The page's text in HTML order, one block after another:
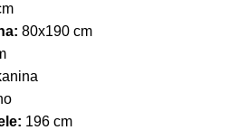
80x190 cm
196 cm